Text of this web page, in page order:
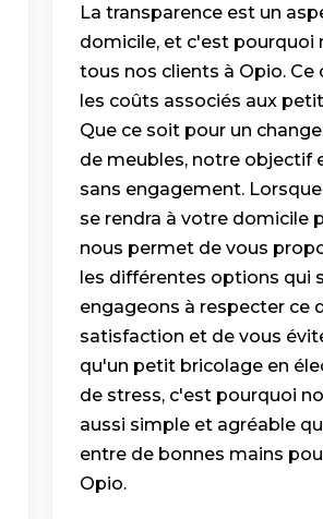
La transparence est un
domicile, et c'est pourquoi
tous nos clients à Opio.
les coûts associés aux
Que ce soit pour un
de meubles, notre objectif
sans engagement.
se rendra à votre domicile
nous permet de vous
les différentes options qui
engageons à respecter ce
satisfaction et de vous
qu'un petit bricolage en
de stress, c'est pourquoi
aussi simple et agréable
entre de bonnes mains
Opio.